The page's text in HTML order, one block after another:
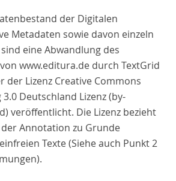
der Digitalen
Metadaten sowie davon einzeln
eine Abwandlung des
www.editura.de durch TextGrid
der Lizenz Creative Commons
Deutschland Lizenz (by-
veröffentlicht. Die Lizenz bezieht
Annotation zu Grunde
Texte (Siehe auch Punkt 2